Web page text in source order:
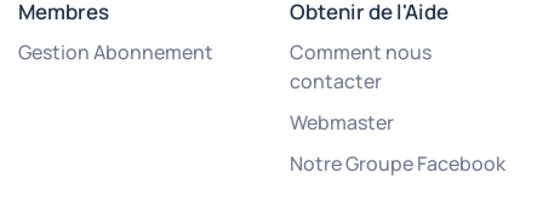
Membres
Gestion Abonnement
Obtenir de l'Aide
Comment nous
contacter
Webmaster
Notre Groupe Facebook